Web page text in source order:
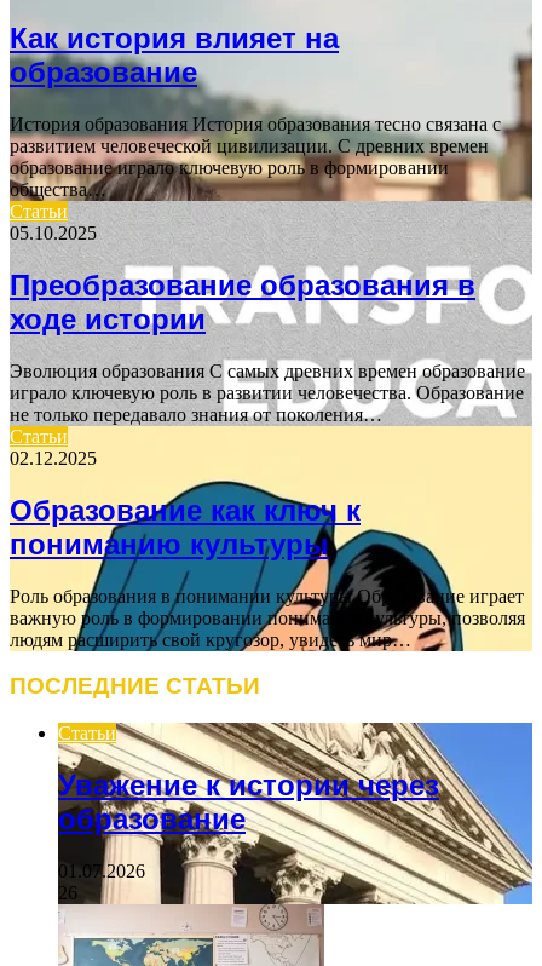
Как история влияет на
образование
История образования История образования тесно связана с
развитием человеческой цивилизации. С древних времен
образование играло ключевую роль в формировании
общества…
Статьи
05.10.2025
Преобразование образования в
ходе истории
Эволюция образования С самых древних времен образование
играло ключевую роль в развитии человечества. Образование
не только передавало знания от поколения…
Статьи
02.12.2025
Образование как ключ к
пониманию культуры
Роль образования в понимании культуры Образование играет
важную роль в формировании понимания культуры, позволяя
людям расширить свой кругозор, увидеть мир…
ПОСЛЕДНИЕ СТАТЬИ
Статьи
Уважение к истории через
образование
01.07.2026
26